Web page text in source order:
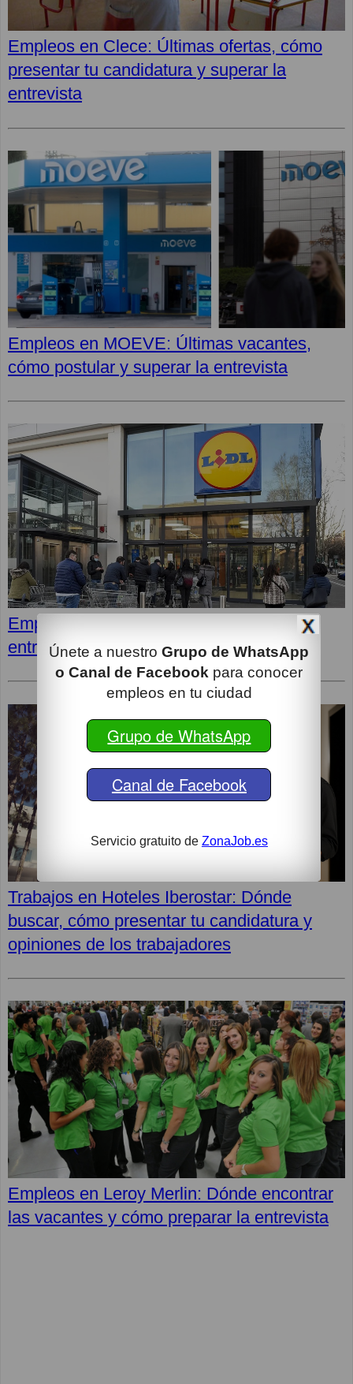
Únete a nuestro Grupo de WhatsApp
o Canal de Facebook para conocer
empleos en tu ciudad
Grupo de WhatsApp
Canal de Facebook
Servicio gratuito de ZonaJob.es
Empleos en Clece: Últimas ofertas, cómo
presentar tu candidatura y superar la
entrevista
Empleos en MOEVE: Últimas vacantes,
cómo postular y superar la entrevista
Empleos en LIDL: Cómo superar la
entrevista y opiniones de los empleados
Trabajos en Hoteles Iberostar: Dónde
buscar, cómo presentar tu candidatura y
opiniones de los trabajadores
Empleos en Leroy Merlin: Dónde encontrar
las vacantes y cómo preparar la entrevista